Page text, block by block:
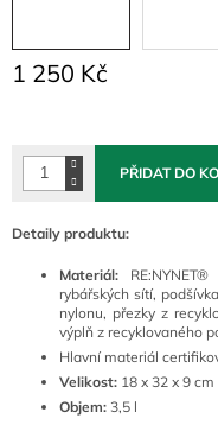
1 250 Kč
PŘIDAT DO
Detaily produktu:
Materiál:
rybářských sítí,
nylonu, přezky z
výplň z recyklovaného
Hlavní materiál
Velikost: 18 x 32 x 9 cm
Objem: 3,5 l